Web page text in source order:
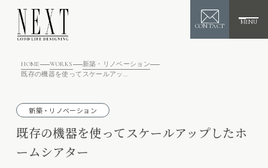
CONTACT
MENU
HOME WORKS
新築・リノベーション
既存の機器を使ってスケールアップしたホームシアター
新築・リノベーション
既存の機器を使ってスケールアップしたホ
ームシアター